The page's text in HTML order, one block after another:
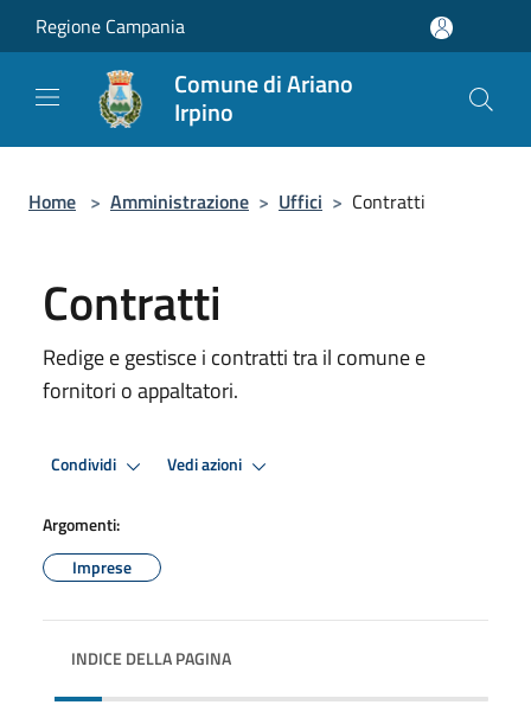
Salta al contenuto principale
Regione Campania
Comune di Ariano
Irpino
Home > Amministrazione > Uffici > Contratti
Contratti
Redige e gestisce i contratti tra il comune e
fornitori o appaltatori.
Condividi Vedi azioni
Argomenti:
Imprese
INDICE DELLA PAGINA